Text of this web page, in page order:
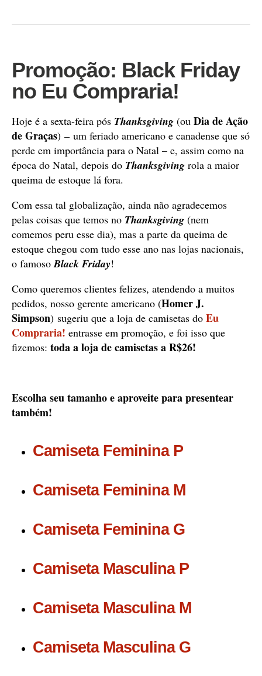
Promoção: Black Friday
no Eu Compraria!
Hoje é a sexta-feira pós Thanksgiving (ou Dia de Ação
de Graças) – um feriado americano e canadense que só
perde em importância para o Natal – e, assim como na
época do Natal, depois do Thanksgiving rola a maior
queima de estoque lá fora.
Com essa tal globalização, ainda não agradecemos
pelas coisas que temos no Thanksgiving (nem
comemos peru esse dia), mas a parte da queima de
estoque chegou com tudo esse ano nas lojas nacionais,
o famosoBlack Friday!
Como queremos clientes felizes, atendendo a muitos
pedidos, nosso gerente americano (Homer J.
Simpson) sugeriu que a loja de camisetas do Eu
Compraria! entrasse em promoção, e foi isso que
fizemos: toda a loja de camisetas a R$26!
Escolha seu tamanho e aproveite para presentear
também!
Camiseta Feminina P
Camiseta Feminina M
Camiseta Feminina G
Camiseta Masculina P
Camiseta Masculina M
Camiseta Masculina G